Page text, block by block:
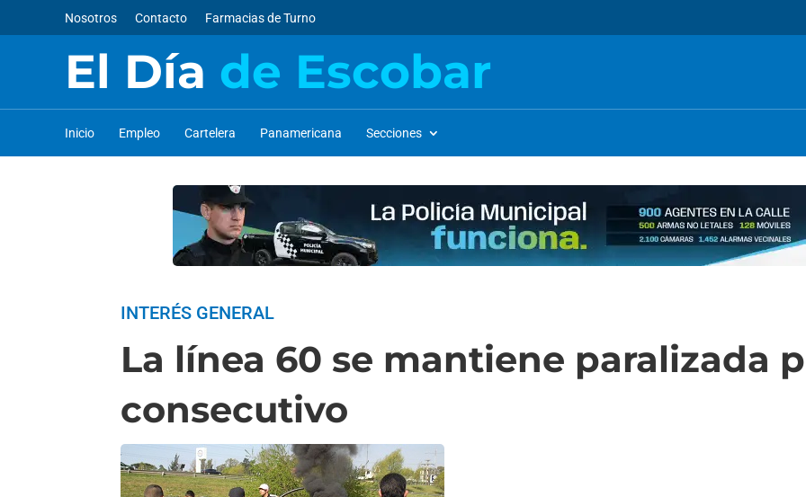
Nosotros Contacto Farmacias de Turno
El Día de Escobar
Inicio Empleo Cartelera Panamericana Secciones
INTERÉS GENERAL
La línea 60 se mantiene paralizada
consecutivo